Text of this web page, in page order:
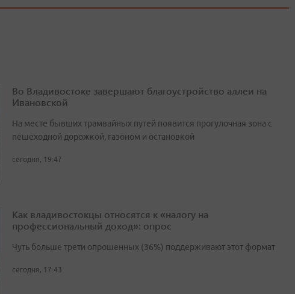
Во Владивостоке завершают благоустройство аллеи на
Ивановской
На месте бывших трамвайных путей появится прогулочная зона с
пешеходной дорожкой, газоном и остановкой
сегодня, 19:47
Как владивостокцы относятся к «налогу на
профессиональный доход»: опрос
Чуть больше трети опрошенных (36%) поддерживают этот формат
сегодня, 17:43